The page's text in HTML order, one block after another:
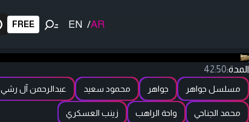
AR
/
EN
FREE
المدة:42:50
مسلسل جواهر جواهر محمود سعيد عبدالرحمن آل رشي
محمد الجناحي واحة الراهب زينب العسكري